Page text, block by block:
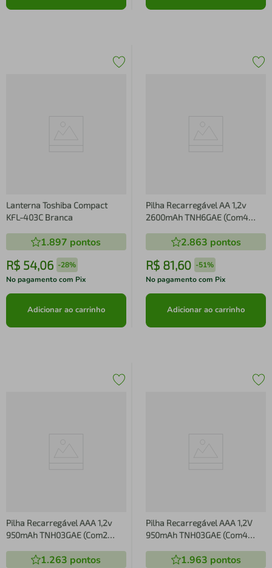
Lanterna Toshiba Compact
KFL-403C Branca
1.897 pontos
R$ 54,06 -28%
No pagamento com Pix
Adicionar ao carrinho
Pilha Recarregável AA 1,2v
2600mAh TNH6GAE (Com4
2.863 pontos
R$ 81,60 -51%
No pagamento com Pix
Adicionar ao carrinho
Pilha Recarregável AAA 1,2v
950mAh TNH03GAE (Com2
1.263 pontos
Pilha Recarregável AAA 1,2V
950mAh TNH03GAE (Com4
1.963 pontos